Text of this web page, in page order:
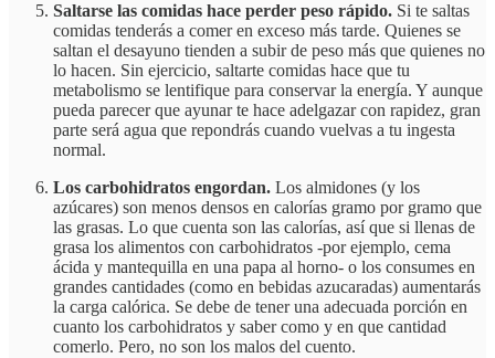
Saltarse las comidas hace perder peso rápido. Si te saltas
comidas tenderás a comer en exceso más tarde. Quienes se
saltan el desayuno tienden a subir de peso más que quienes no
lo hacen. Sin ejercicio, saltarte comidas hace que tu
metabolismo se lentifique para conservar la energía. Y aunque
pueda parecer que ayunar te hace adelgazar con rapidez, gran
parte será agua que repondrás cuando vuelvas a tu ingesta
normal.
Los carbohidratos engordan. Los almidones (y los
azúcares) son menos densos en calorías gramo por gramo que
las grasas. Lo que cuenta son las calorías, así que si llenas de
grasa los alimentos con carbohidratos -por ejemplo, cema
ácida y mantequilla en una papa al horno- o los consumes en
grandes cantidades (como en bebidas azucaradas) aumentarás
la carga calórica. Se debe de tener una adecuada porción en
cuanto los carbohidratos y saber como y en que cantidad
comerlo. Pero, no son los malos del cuento.